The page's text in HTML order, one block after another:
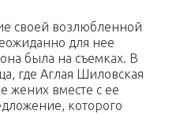
своей возлюбленной
для нее
была на съемках. В
где Аглая Шиловская
жених вместе с ее
которого